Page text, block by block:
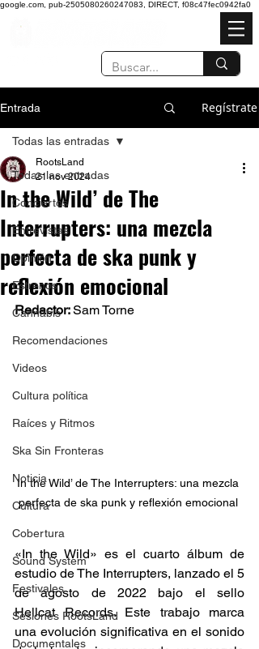
google.com, pub-2505080260247083, DIRECT, f08c47fec0942fa0
Entrada Regístrate
Todas las entradas
Conciertos
Entrevistas
Opinión
Estrenos
Cannabis
Recomendaciones
Videos
Cultura política
Raíces y Ritmos
Ska Sin Fronteras
Noticia
Cultura
Cobertura
Sound System
Festivales
Sesiones RootsLand
Documentales
Todas las entradas
In the Wild’ de The
Interrupters: una mezcla
perfecta de ska punk y
reflexión emocional
RootsLand
21 nov 2024
Redactor: Sam Torne
In the Wild’ de The Interrupters: una mezcla
perfecta de ska punk y reflexión emocional
«In the Wild» es el cuarto álbum de
estudio de The Interrupters, lanzado el 5
de agosto de 2022 bajo el sello
Hellcat Records. Este trabajo marca
una evolución significativa en el sonido